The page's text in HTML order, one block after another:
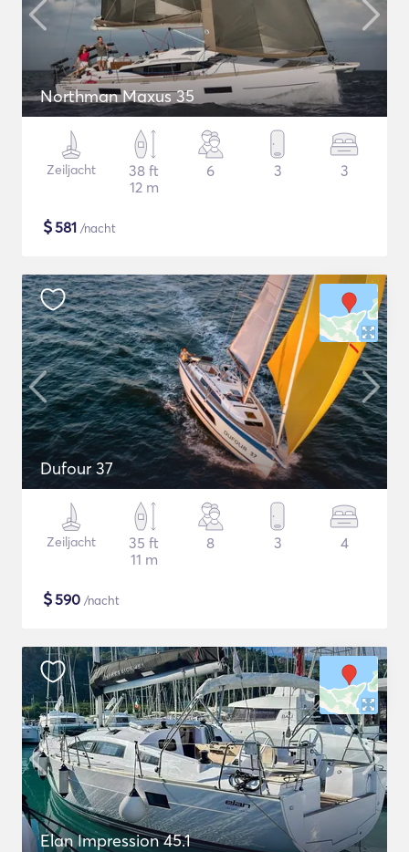
Northman Maxus 35
Zeiljacht
38 ft
12 m
6 3 3
$581 /nacht
Dufour 37
Zeiljacht
35 ft
11 m
8 3 4
$590 /nacht
Elan Impression 45.1